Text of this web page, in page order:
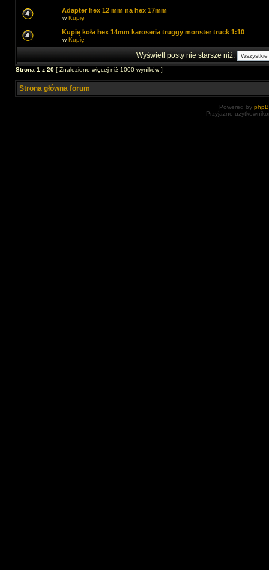
Adapter hex 12 mm na hex 17mm
wKupię
Kupię koła hex 14mm karoseria truggy monster truck 1:10
wKupię
Wyświetl posty nie starsze niż:
Strona 1 z 20 [ Znaleziono więcej niż 1000 wyników ]
Strona główna forum
Powered by
Przyjazne